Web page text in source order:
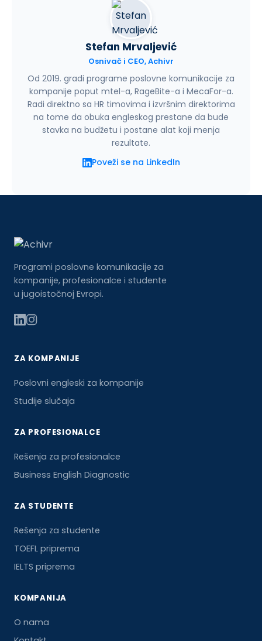
Stefan Mrvaljević
Osnivač i CEO, Achivr
Od 2019. gradi programe poslovne komunikacije za
kompanije poput mtel-a, RageBite-a i MecaFor-a.
Radi direktno sa HR timovima i izvršnim direktorima
na tome da obuka engleskog prestane da bude
stavka na budžetu i postane alat koji menja
rezultate.
Poveži se na LinkedIn
Programi poslovne komunikacije za
kompanije, profesionalce i studente
u jugoistočnoj Evropi.
ZA KOMPANIJE
Poslovni engleski za kompanije
Studije slučaja
ZA PROFESIONALCE
Rešenja za profesionalce
Business English Diagnostic
ZA STUDENTE
Rešenja za studente
TOEFL priprema
IELTS priprema
KOMPANIJA
O nama